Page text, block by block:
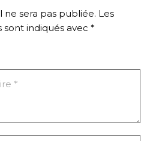
ne sera pas publiée. Les
sont indiqués avec*